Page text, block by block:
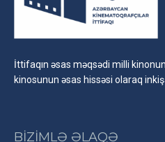
İttifaqın əsas məqsədi milli
kinosunun əsas hissəsi olaraq
BİZİMLƏ ƏLAQƏ